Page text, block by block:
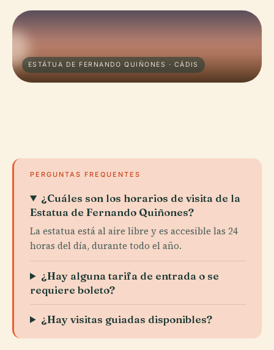
ESTÁTUA DE FERNANDO QUIÑONES · CÁDIS
PERGUNTAS FREQUENTES
¿Cuáles son los horarios de visita de la
Estatua de Fernando Quiñones?
La estatua está al aire libre y es accesible las 24
horas del día, durante todo el año.
¿Hay alguna tarifa de entrada o se
requiere boleto?
¿Hay visitas guiadas disponibles?